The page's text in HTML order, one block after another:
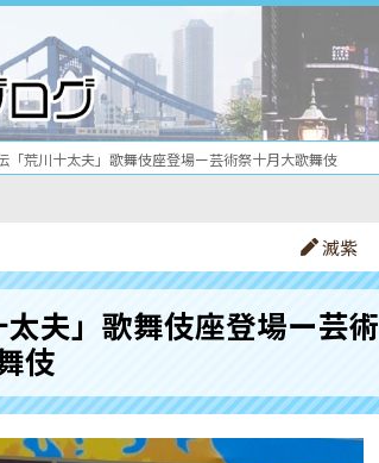
「荒川十太夫」歌舞伎座登場ー芸術祭十月大歌舞伎
滅紫
夫」歌舞伎座登場ー芸術
伎